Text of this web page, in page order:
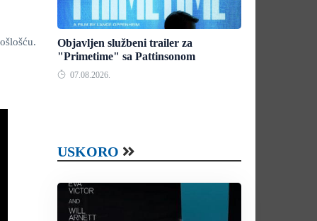
Objavljen službeni trailer za
"Primetime" sa Pattinsonom
07.08.2026.
USKORO